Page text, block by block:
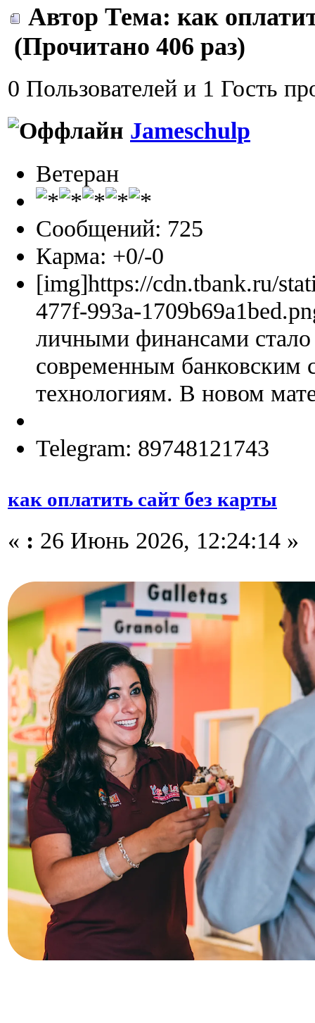
Автор Тема: как
(Прочитано 406 раз)
0 Пользователей и 1 Гость
Jameschulp
Ветеран
Сообщений: 725
Карма: +0/-0
[img]https://cdn.tbank.ru/
477f-993a-
личными финансами
современным банковским
технологиям. В новом
Telegram: 89748121743
как оплатить сайт без карты
« : 26 Июнь 2026, 12:24:14 »